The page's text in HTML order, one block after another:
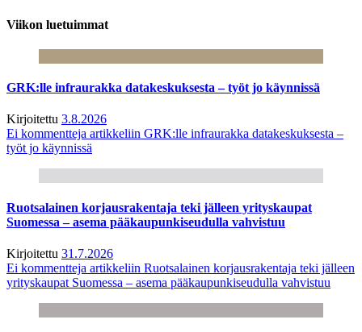
Viikon luetuimmat
GRK:lle infraurakka datakeskuksesta – työt jo käynnissä
Kirjoitettu 3.8.2026
Ei kommentteja artikkeliin GRK:lle infraurakka datakeskuksesta –
työt jo käynnissä
Ruotsalainen korjausrakentaja teki jälleen yrityskaupat
Suomessa – asema pääkaupunkiseudulla vahvistuu
Kirjoitettu 31.7.2026
Ei kommentteja artikkeliin Ruotsalainen korjausrakentaja teki jälleen
yrityskaupat Suomessa – asema pääkaupunkiseudulla vahvistuu